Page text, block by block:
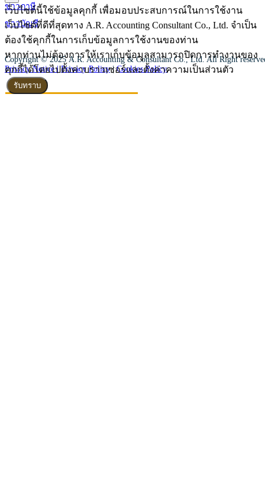
ข่าวภาษี
ข่าวบัญชี
Copyright © 2025 A.R. Accounting & Consultant Co., Ltd. All Right
Privacy Notice | Privacy Policy|Cookies Policy
เว็บไซต์นี้ใช้ข้อมูลคุกกี้ เพื่อมอบประสบการณ์ในการใช้งาน
เว็บไซต์ที่ดีที่สุดทาง A.R. Accounting Consultant Co., Ltd. จำเป็น
ต้องใช้คุกกี้ในการเก็บข้อมูลการใช้งานของท่าน
หากท่านไม่ต้องการให้เราเก็บข้อมูลสามารถปิดการทำงานของ
คุกกี้ได้โดยไปตั้งค่าบราวเซอร์และตั้งค่าความเป็นส่วนตัว
รับทราบ